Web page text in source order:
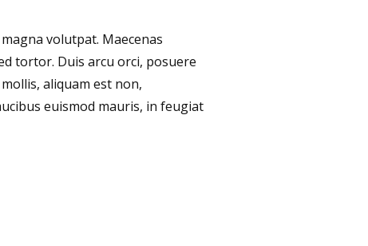
volutpat. Maecenas
tortor. Duis arcu orci, posuere
aliquam est non,
euismod mauris, in feugiat